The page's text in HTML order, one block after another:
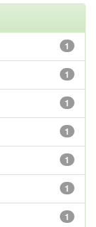
1
1
1
1
1
1
1